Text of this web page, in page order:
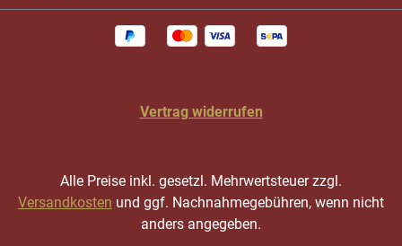
Vertrag widerrufen
Alle Preise inkl. gesetzl. Mehrwertsteuer zzgl.
Versandkosten und ggf. Nachnahmegebühren, wenn nicht
anders angegeben.